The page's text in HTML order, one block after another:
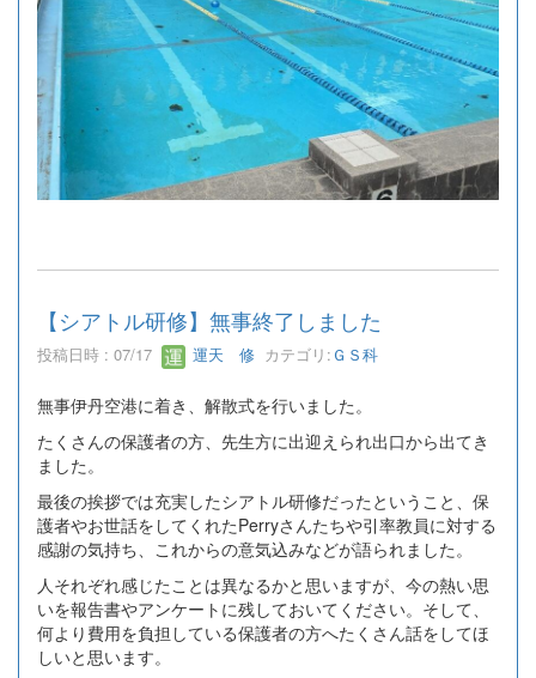
【シアトル研修】無事終了しました
投稿日時 : 07/17 運天 修 カテゴリ: ＧＳ科
無事伊丹空港に着き、解散式を行いました。
たくさんの保護者の方、先生方に出迎えられ出口から出てき
ました。
最後の挨拶では充実したシアトル研修だったということ、保
護者やお世話をしてくれたPerryさんたちや引率教員に対する
感謝の気持ち、これからの意気込みなどが語られました。
人それぞれ感じたことは異なるかと思いますが、今の熱い思
いを報告書やアンケートに残しておいてください。そして、
何より費用を負担している保護者の方へたくさん話をしてほ
しいと思います。